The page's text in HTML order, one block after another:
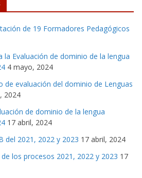
de 19 Formadores Pedagógicos
la Evaluación de dominio de la lengua
4 mayo, 2024
de evaluación del dominio de Lenguas
2024
de dominio de la lengua
17 abril, 2024
del 2021, 2022 y 2023 17 abril, 2024
los procesos 2021, 2022 y 2023 17